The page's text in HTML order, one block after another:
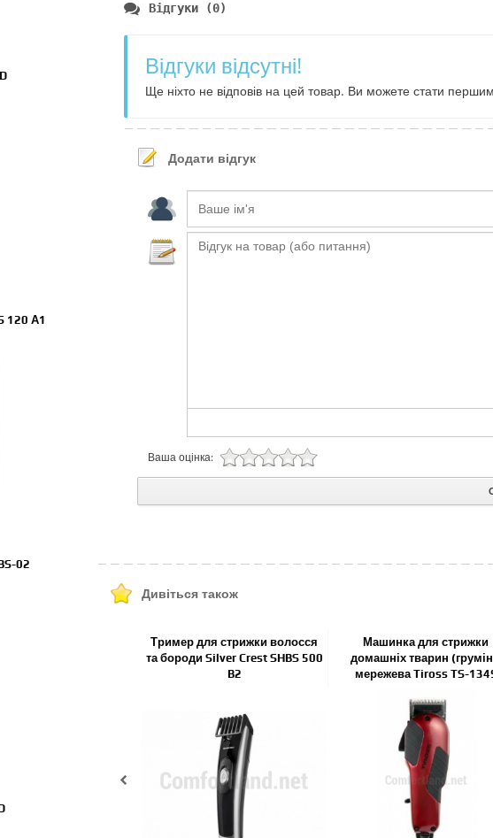
Відгуки (0)
Відгуки відсутні!
Ще ніхто не відповів на цей товар. Ви можете стати
Додати відгук
Ваша оцінка:
Дивіться також
Тример для стрижки волосся
та бороди Silver Crest SHBS 500
B2
Машинка для стрижки
домашніх тварин
мережева Tiross TS-
120 А1
02